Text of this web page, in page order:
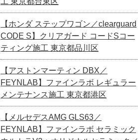
【ホンダ ステップワゴン／clearguard
CODE S】クリアガード コードSコー
ティング施工 東京都品川区
【アストンマーティン DBX／
FEYNLAB】ファインラボ レギュラー
メンテナンス施工 東京都港区
【メルセデスAMG GLS63／
FEYNLAB】ファインラボ セラミック